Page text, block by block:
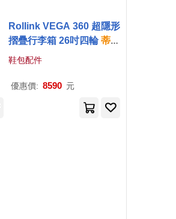
Rollink VEGA 360 超隱形
摺疊行李箱 26吋四輪蒂芙
尼
鞋包配件
優惠價: 8590 元